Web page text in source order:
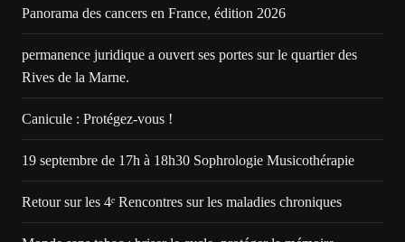
Panorama des cancers en France, édition 2026
permanence juridique a ouvert ses portes sur le quartier des
Rives de la Marne.
Canicule : Protégez-vous !
19 septembre de 17h à 18h30 Sophrologie Musicothérapie
Retour sur les 4ᵉ Rencontres sur les maladies chroniques